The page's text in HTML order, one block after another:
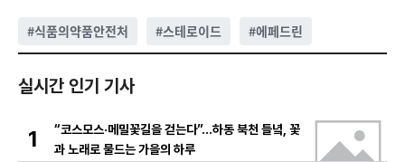
#식품의약품안전처 #스테로이드 #에페드린
실시간 인기 기사
1
“코스모스·메밀꽃길을 걷는다”…하동 북천 들녘, 꽃
과 노래로 물드는 가을의 하루